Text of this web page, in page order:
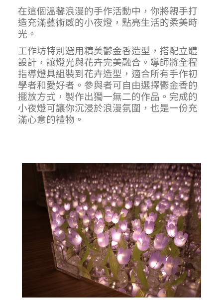
在這個溫馨浪漫的手作活動中，你將親手打
造充滿藝術感的小夜燈，點亮生活的柔美時
光。
工作坊特別選用精美鬱金香造型，搭配立體
設計，讓燈光與花卉完美融合。導師將全程
指導燈具組裝到花卉造型，適合所有手作初
學者和愛好者。參與者可自由選擇鬱金香的
擺放方式，製作出獨一無二的作品。完成的
小夜燈可讓你沉浸於浪漫氛圍，也是一份充
滿心意的禮物。